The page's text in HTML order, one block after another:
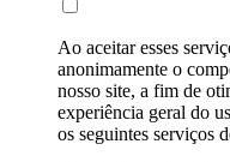
Ao aceitar esses
anonimamente o
nosso site, a fim de
experiência geral do
os seguintes serviços